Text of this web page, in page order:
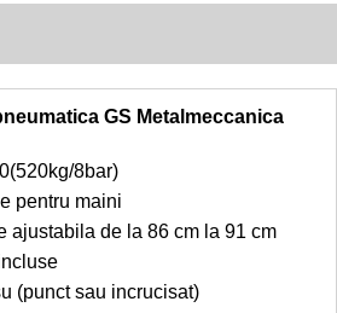
GS Metalmeccanica
8bar)
pentru maini
ajustabila de la 86 cm la 91 cm
(punct sau incrucisat)